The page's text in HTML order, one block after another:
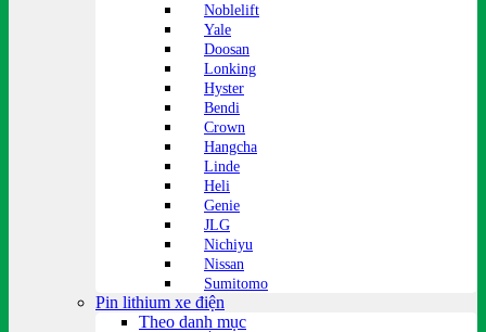
Noblelift
Yale
Doosan
Lonking
Hyster
Bendi
Crown
Hangcha
Linde
Heli
Genie
JLG
Nichiyu
Nissan
Sumitomo
Pin lithium xe điện
Theo danh mục